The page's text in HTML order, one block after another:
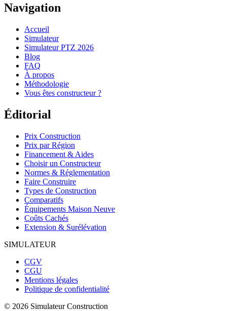
Navigation
Accueil
Simulateur
Simulateur PTZ 2026
Blog
FAQ
À propos
Méthodologie
Vous êtes constructeur ?
Éditorial
Prix Construction
Prix par Région
Financement & Aides
Choisir un Constructeur
Normes & Réglementation
Faire Construire
Types de Construction
Comparatifs
Équipements Maison Neuve
Coûts Cachés
Extension & Surélévation
SIMULATEUR
CGV
CGU
Mentions légales
Politique de confidentialité
© 2026 Simulateur Construction